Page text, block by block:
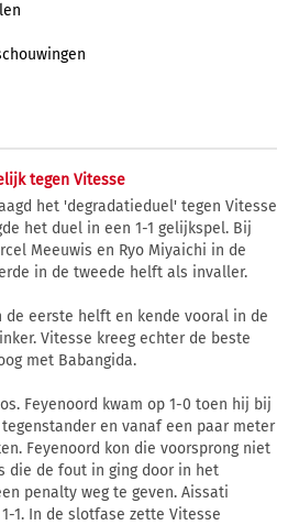
tegen Vitesse
het 'degradatieduel' tegen Vitesse
het duel in een 1-1 gelijkspel. Bij
Meeuwis en Ryo Miyaichi in de
in de tweede helft als invaller.
de eerste helft en kende vooral in de
Vitesse kreeg echter de beste
met Babangida.
Feyenoord kwam op 1-0 toen hij bij
en vanaf een paar meter
Feyenoord kon die voorsprong niet
die de fout in ging door in het
penalty weg te geven. Aissati
1. In de slotfase zette Vitesse